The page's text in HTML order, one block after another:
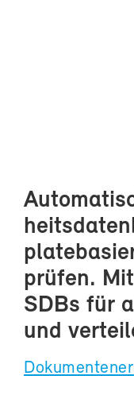
prü­fen.
SDBs für
und